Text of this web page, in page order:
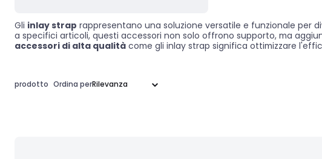
Gli inlay strap rappresentano una soluzione versatile e funzionale per
a specifici articoli, questi accessori non solo offrono supporto, ma
accessori di alta qualità come gli inlay strap significa ottimizzare
prodotto Ordina per